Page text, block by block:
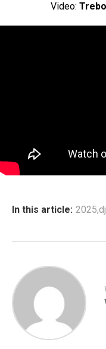
Video:
In this article: 2025,